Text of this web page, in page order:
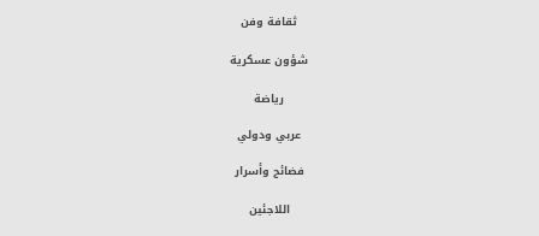
ثقافة وفن
شؤون عسكرية
رياضة
عربي ودولي
فضائح وأسرار
اللاجئين